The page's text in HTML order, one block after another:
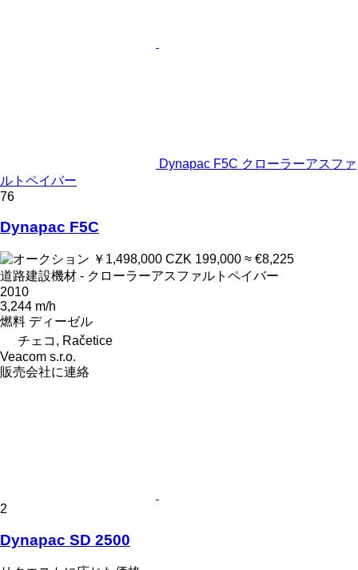
Dynapac F5C クローラーアスファ
ルトペイバー
76
Dynapac F5C
￥1,498,000 CZK 199,000 ≈ €8,225
道路建設機材 - クローラーアスファルトペイバー
2010
3,244 m/h
燃料 ディーゼル
チェコ, Račetice
Veacom s.r.o.
販売会社に連絡
2
Dynapac SD 2500